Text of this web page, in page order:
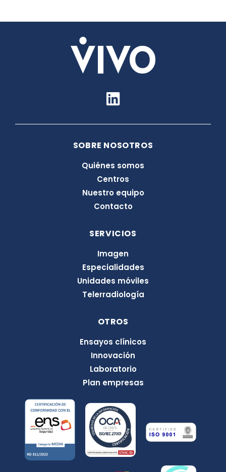
L
i
n
e
d
i
n
SOBRE NOSOTROS
Quiénes somos
Centros
Nuestro equipo
Contacto
SERVICIOS
Imagen
Especialidades
Unidades móviles
Telerradiología
OTROS
Ensayos clínicos
Innovación
Laboratorio
Plan empresas